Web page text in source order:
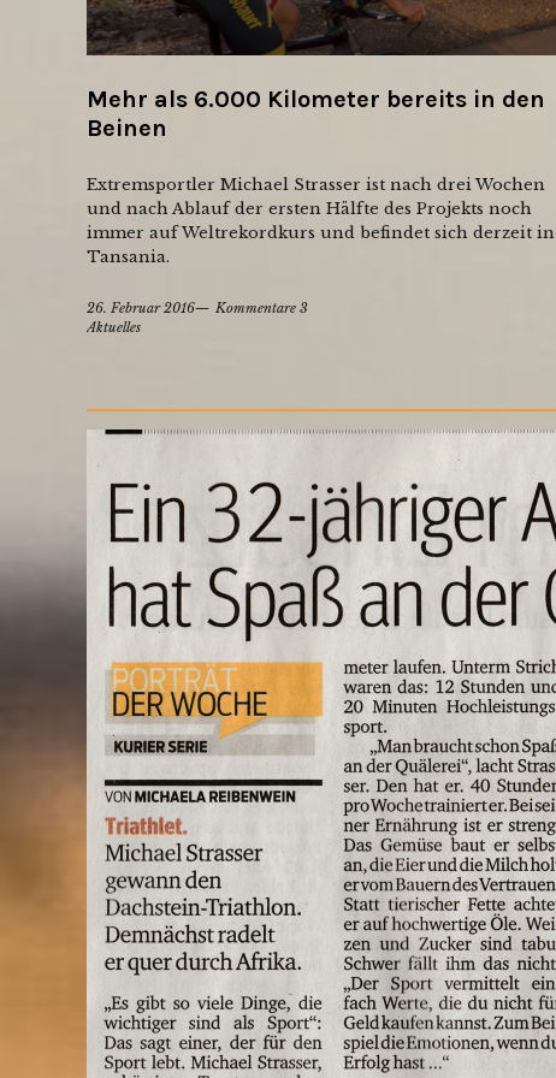
Mehr als 6.000 Kilometer bereits in den
Beinen
Extremsportler Michael Strasser ist nach drei Wochen
und nach Ablauf der ersten Hälfte des Projekts noch
immer auf Weltrekordkurs und befindet sich derzeit in
Tansania.
26. Februar 2016
Kommentare 3
Aktuelles